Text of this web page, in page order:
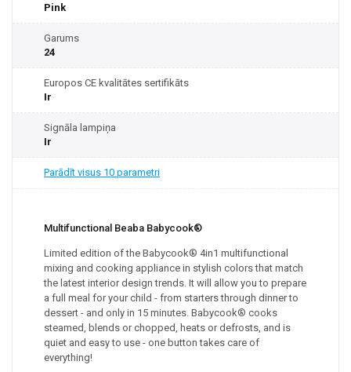
Pink
Garums
24
Europos CE kvalitātes sertifikāts
Ir
Signāla lampiņa
Ir
Parādīt visus 10 parametri
Multifunctional Beaba Babycook®
Limited edition of the Babycook® 4in1 multifunctional
mixing and cooking appliance in stylish colors that match
the latest interior design trends. It will allow you to prepare
a full meal for your child - from starters through dinner to
dessert - and only in 15 minutes. Babycook® cooks
steamed, blends or chopped, heats or defrosts, and is
quiet and easy to use - one button takes care of
everything!